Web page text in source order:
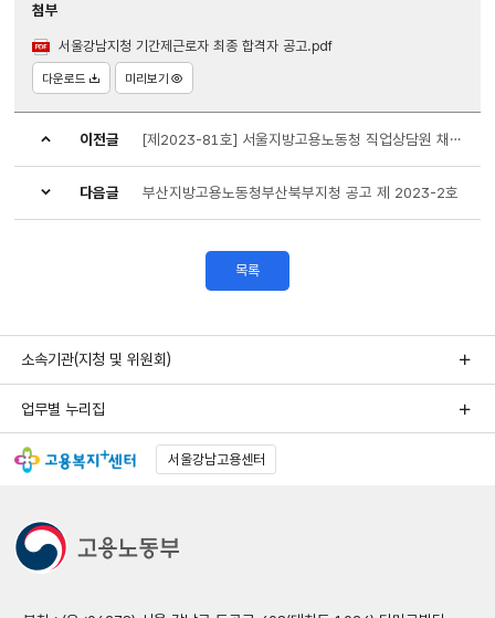
첨부
서울강남지청 기간제근로자 최종 합격자 공고.pdf
다운로드 미리보기
이전글 [제2023-81호] 서울지방고용노동청 직업상담원 채용 최종합격자 명단 공고
다음글 부산지방고용노동청부산북부지청 공고 제 2023-2호
목록
소속기관(지청 및 위원회)
업무별 누리집
서울강남고용센터